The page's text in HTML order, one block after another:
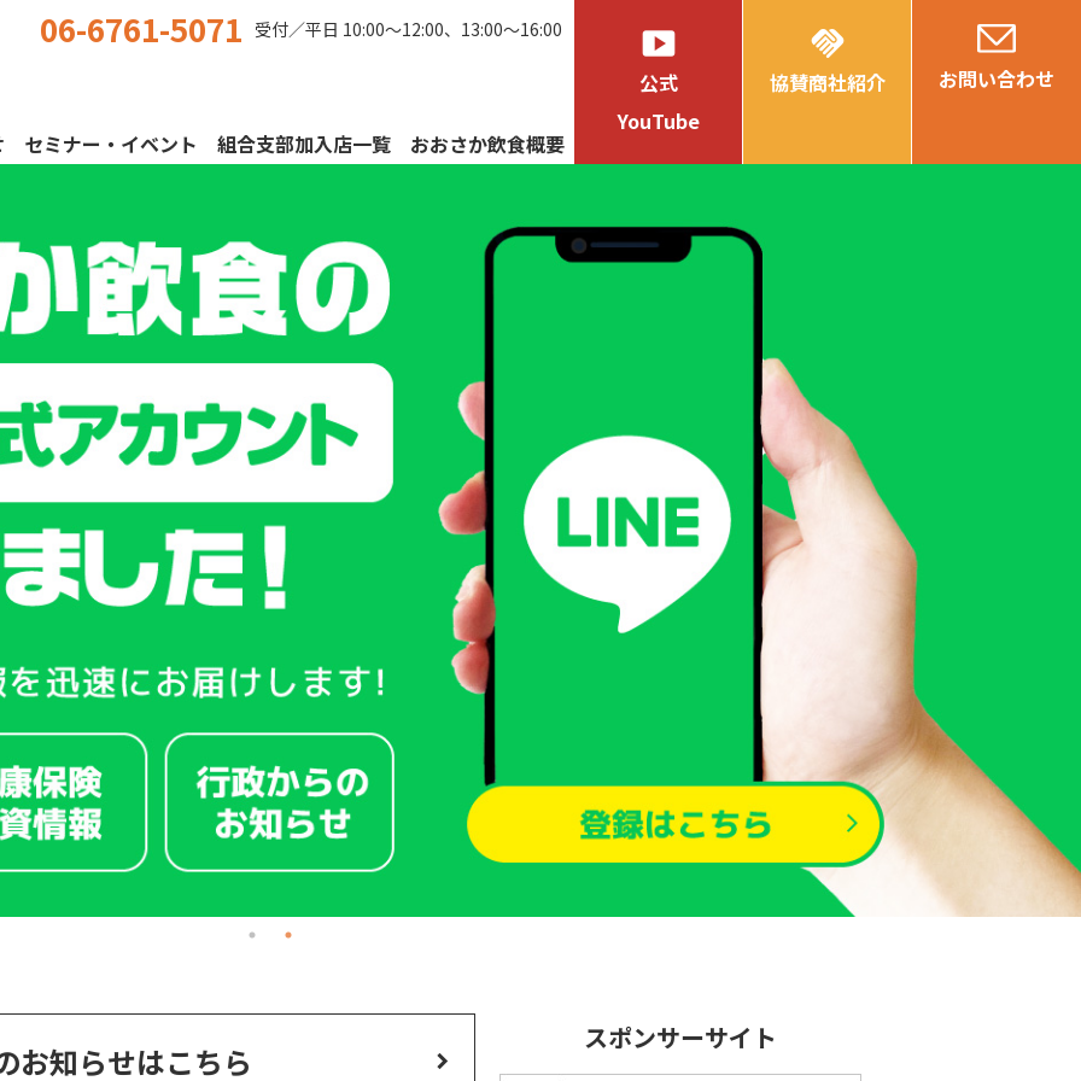
セミナー・イベント 組合支部加入店一覧 おおさか飲食概要
06-6761-5071 受付／平日 10:00〜12:00、13:00〜16:00 smart_display
公式
YouTube
handshake
協賛商社紹介 お問い合わせ
お知らせはこちら
スポンサーサイト